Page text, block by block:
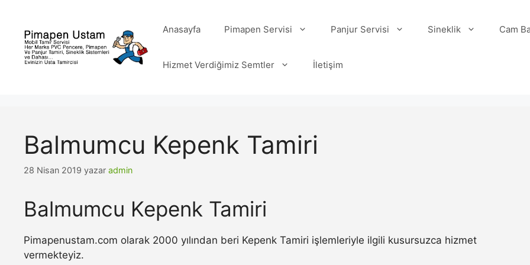
Anasayfa Pimapen Servisi Panjur Servisi Sineklik Cam
Hizmet Verdiğimiz Semtler İletişim
Balmumcu Kepenk Tamiri
28 Nisan 2019 yazar admin
Balmumcu Kepenk Tamiri
Pimapenustam.com olarak 2000 yılından beri Kepenk Tamiri işlemleriyle ilgili kusursuzca hizmet
vermekteyiz.